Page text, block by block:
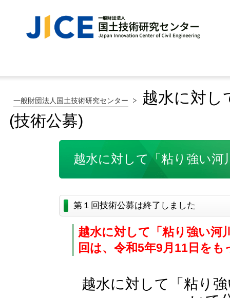
一般財団法人国土技術研究センター
越水に対し
(技術公募)
越水に対して「粘り強い河
第１回技術公募は終了しました
越水に対して「粘り強い河
回は、令和5年9月11日を
越水に対して「粘り